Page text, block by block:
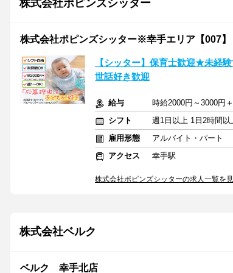
株式会社ポピンズシッター
株式会社ポピンズシッター※幸手エリア【007】
【シッター】保育士歓迎★未経
世話好き歓迎
給与
時給2000円～3000円
シフト
週1日以上 1日2時間
雇用形態
アルバイト・パート
アクセス
幸手駅
株式会社ポピンズシッターの求人一覧を
株式会社ベルク
ベルク 幸手北店